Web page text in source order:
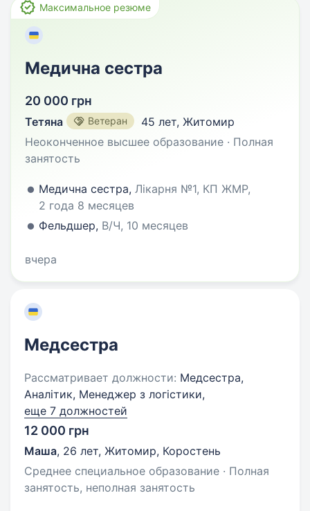
Максимальное резюме
Медична сестра
20 000 грн
Тетяна Ветеран 45 лет, Житомир
Неоконченное высшее образование · Полная
занятость
Медична сестра, Лікарня №1, КП ЖМР,
2 года 8 месяцев
Фельдшер, В/Ч, 10 месяцев
вчера
Медсестра
Рассматривает должности: Медсестра,
Аналітик, Менеджер з логістики,
еще 7 должностей
12 000 грн
Маша, 26 лет, Житомир, Коростень
Среднее специальное образование · Полная
занятость, неполная занятость